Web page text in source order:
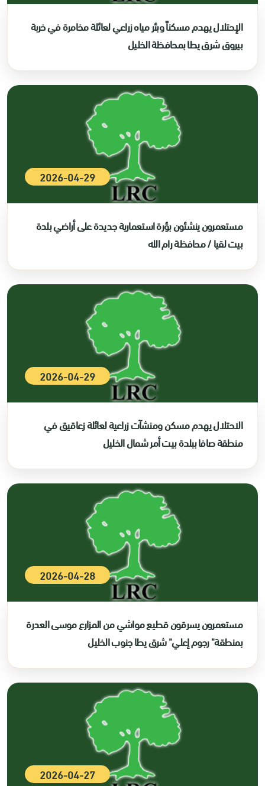
الإحتلال يهدم مسكناً وبئر مياه زراعي لعائلة مخامرة في خربة
بيروق شرق يطا بمحافظة الخليل
2026-04-29
مستعمرون ينشئون بؤرة استعمارية جديدة على أراضي بلدة
بيت لقيا / محافظة رام الله
2026-04-29
الاحتلال يهدم مسكن ومنشآت زراعية لعائلة زعاقيق في
منطقة صافا ببلدة بيت أمر شمال الخليل
2026-04-28
مستعمرون يسرقون قطيع مواشي من المزارع موسى العدرة
بمنطقة" رجوم إعلي" شرق يطا جنوب الخليل
2026-04-27